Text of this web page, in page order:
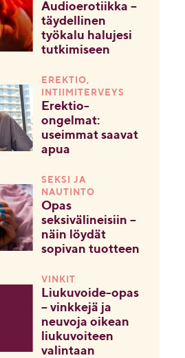
Audioerotiikka –
täydellinen
työkalu halujesi
tutkimiseen
EREKTIO,
INTIIMITERVEYS
Erektio-
ongelmat:
useimmat saavat
apua
SEKSI JA
NAUTINTO
Opas
seksivälineisiin –
näin löydät
sopivan tuotteen
VINKIT
Liukuvoide-opas
– vinkkejä ja
neuvoja oikean
liukuvoiteen
valintaan